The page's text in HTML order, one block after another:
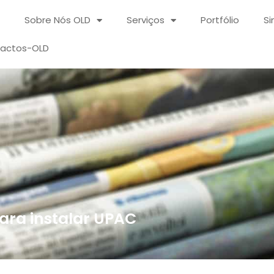
Sobre Nós OLD Serviços Portfólio
OLD
instalar UPAC​